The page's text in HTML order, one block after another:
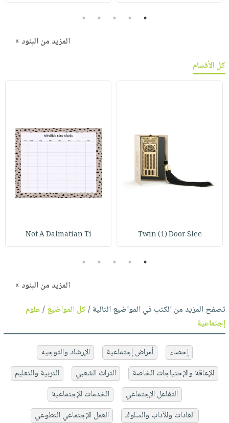
1
2
3
4
5
المزيد من البنود »
كل الأقسام
Twin (1) Door Slee
Not A Dalmatian Ti
1
2
3
4
5
المزيد من البنود »
تصفح المزيد من الكتب في المواضيع التالية /كل المواضيع/علوم
إجتماعية
إحصاء أمراض إجتماعية
الإرشاد والتوجيه
الإعاقة والإحتياجات الخاصة
التراث الشعبي
التربية والتعليم
التفاعل الإجتماعي
الخدمات الإجتماعية
العادات والآداب والسلوك
العمل الإجتماعي التطوعي